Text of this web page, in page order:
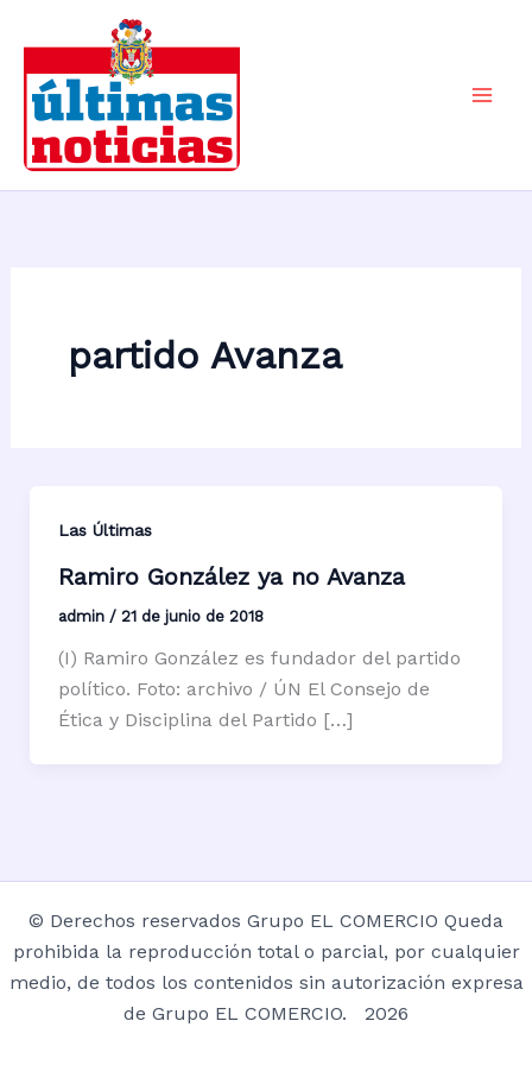
contenido
partido Avanza
Las Últimas
Ramiro González ya no Avanza
admin / 21 de junio de 2018
(I) Ramiro González es fundador del partido
político. Foto: archivo / ÚN El Consejo de
Ética y Disciplina del Partido […]
© Derechos reservados Grupo EL COMERCIO Queda
prohibida la reproducción total o parcial, por cualquier
medio, de todos los contenidos sin autorización expresa
de Grupo EL COMERCIO. 2026